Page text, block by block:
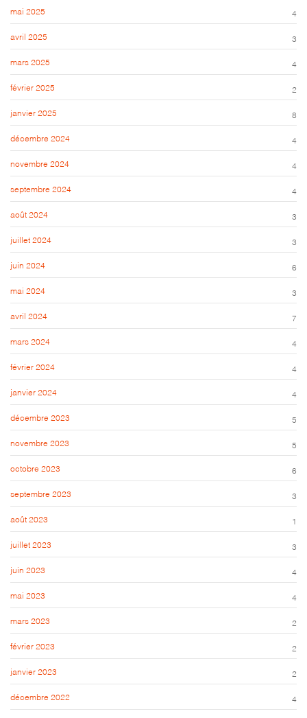
mai 2025 4
avril 2025 3
mars 2025 4
février 2025 2
janvier 2025 8
décembre 2024 4
novembre 2024 4
septembre 2024 4
août 2024 3
juillet 2024 3
juin 2024 6
mai 2024 3
avril 2024 7
mars 2024 4
février 2024 4
janvier 2024 4
décembre 2023 5
novembre 2023 5
octobre 2023 6
septembre 2023 3
août 2023 1
juillet 2023 3
juin 2023 4
mai 2023 4
mars 2023 2
février 2023 2
janvier 2023 2
décembre 2022 4